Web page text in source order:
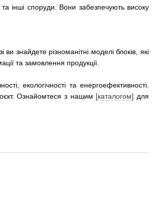
та інші споруди. Вони забезпечують високу
знайдете різноманітні моделі блоків, які
та замовлення продукції.
екологічності та енергоефективності.
Ознайомтеся з нашим [каталогом] для